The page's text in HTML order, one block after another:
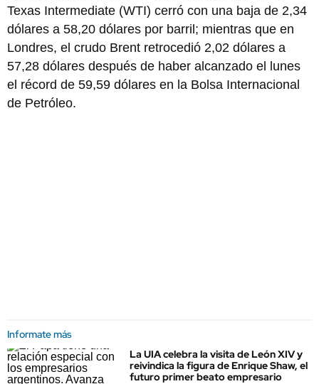
Texas Intermediate (WTI) cerró con una baja de 2,34
dólares a 58,20 dólares por barril; mientras que en
Londres, el crudo Brent retrocedió 2,02 dólares a
57,28 dólares después de haber alcanzado el lunes
el récord de 59,59 dólares en la Bolsa Internacional
de Petróleo.
Informate más
La UIA celebra la visita de León XIV y
reivindica la figura de Enrique Shaw, el
futuro primer beato empresario